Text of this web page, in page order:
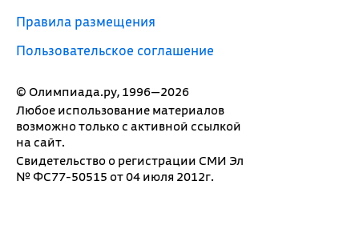
© Олимпиада.ру, 1996—2026
Любое использование материалов
возможно только с активной ссылкой
на сайт.
Свидетельство о регистрации СМИ Эл
№ ФС77-50515 от 04 июля 2012г.
Правила размещения
Пользовательское соглашение